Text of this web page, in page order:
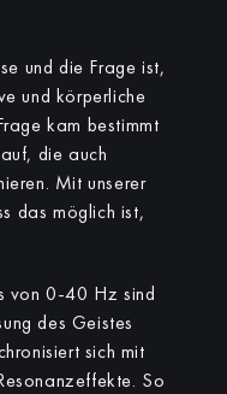
und die Frage ist,
und körperliche
kam bestimmt
auf, die auch
Mit unserer
das möglich ist,
von 0-40 Hz sind
des Geistes
sich mit
So